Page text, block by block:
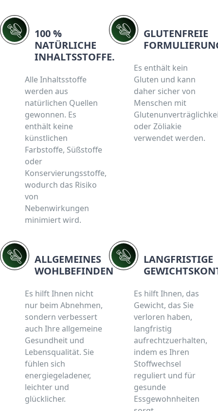
100 %
NATÜRLICHE
INHALTSSTOFFE.
Alle Inhaltsstoffe
werden aus
natürlichen Quellen
gewonnen. Es
enthält keine
künstlichen
Farbstoffe, Süßstoffe
oder
Konservierungsstoffe,
wodurch das Risiko
von
Nebenwirkungen
minimiert wird.
GLUTENFREIE
Es enthält kein
Gluten und kann
daher sicher von
Menschen mit
oder Zöliakie
verwendet werden.
ALLGEMEINES
WOHLBEFINDEN
Es hilft Ihnen nicht
nur beim Abnehmen,
sondern verbessert
auch Ihre allgemeine
Gesundheit und
Lebensqualität. Sie
fühlen sich
energiegeladener,
leichter und
glücklicher.
LANGFRISTIGE
Es hilft Ihnen, das
Gewicht, das Sie
verloren haben,
langfristig
aufrechtzuerhalten,
indem es Ihren
Stoffwechsel
reguliert und für
gesunde
Essgewohnheiten